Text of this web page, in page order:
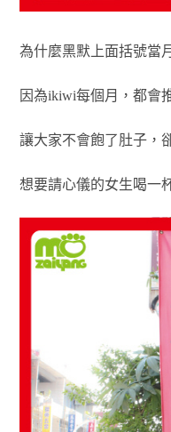
為什麼黑默上面括號當
因為ikiwi每個月，都會
讓大家不會飽了肚子，
想要請心儀的女生喝一